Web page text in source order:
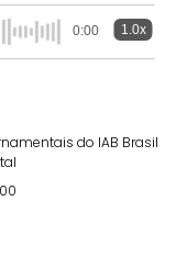
0:00 1.0x
do IAB Brasil